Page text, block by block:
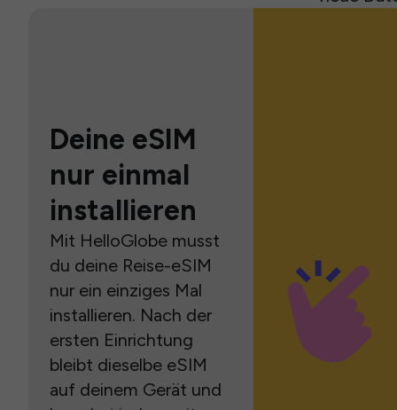
Deine eSIM
nur einmal
installieren
Mit HelloGlobe musst
du deine Reise-eSIM
nur ein einziges Mal
installieren. Nach der
ersten Einrichtung
bleibt dieselbe eSIM
auf deinem Gerät und